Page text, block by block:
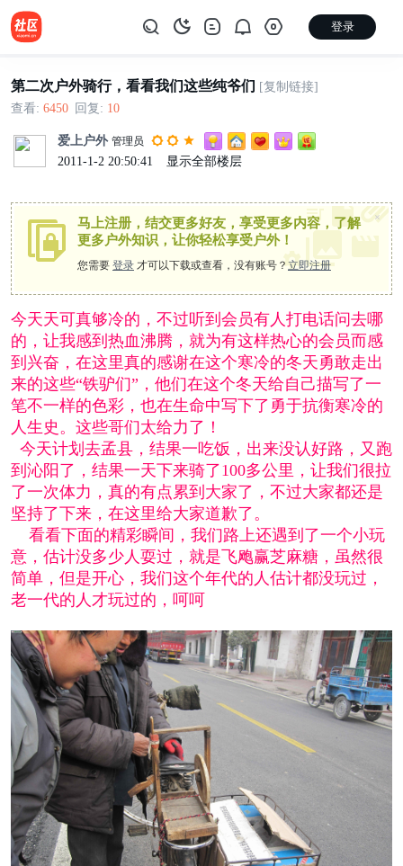
登录
第二次户外骑行，看看我们这些纯爷们 [复制链接]
查看: 6450 回复: 10
爱上户外 管理员
2011-1-2 20:50:41 显示全部楼层
马上注册，结交更多好友，享受更多内容，了解
更多户外知识，让你轻松享受户外！
您需要 登录 才可以下载或查看，没有账号？立即注册
×
今天天可真够冷的，不过听到会员有人打电话问去哪
的，让我感到热血沸腾，就为有这样热心的会员而感
到兴奋，在这里真的感谢在这个寒冷的冬天勇敢走出
来的这些“铁驴们”，他们在这个冬天给自己描写了一
笔不一样的色彩，也在生命中写下了勇于抗衡寒冷的
人生史。这些哥们太给力了！
今天计划去孟县，结果一吃饭，出来没认好路，又跑
到沁阳了，结果一天下来骑了100多公里，让我们很拉
了一次体力，真的有点累到大家了，不过大家都还是
坚持了下来，在这里给大家道歉了。
看看下面的精彩瞬间，我们路上还遇到了一个小玩
意，估计没多少人耍过，就是飞飑赢芝麻糖，虽然很
简单，但是开心，我们这个年代的人估计都没玩过，
老一代的人才玩过的，呵呵